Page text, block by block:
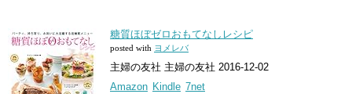
糖質ほぼゼロおもてなしレシピ
posted with ヨメレバ
主婦の友社 主婦の友社 2016-12-02
Amazon Kindle 7net